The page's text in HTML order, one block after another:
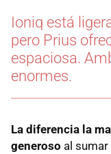
Ioniq está
pero Prius
espaciosa.
enormes.
La diferencia la
generoso al